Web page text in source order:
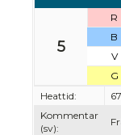
5
R
B
V
G
Heattid:
Kommentar
(sv):